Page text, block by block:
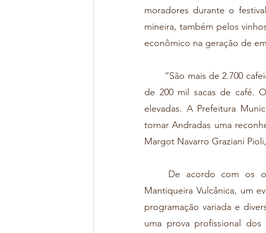
moradores durante o
mineira, também pelos
econômico na geração de
de 200 mil sacas de café.
elevadas. A Prefeitura
tornar Andradas uma
Margot Navarro Graziani
Mantiqueira Vulcânica, um
programação variada e
uma prova profissional